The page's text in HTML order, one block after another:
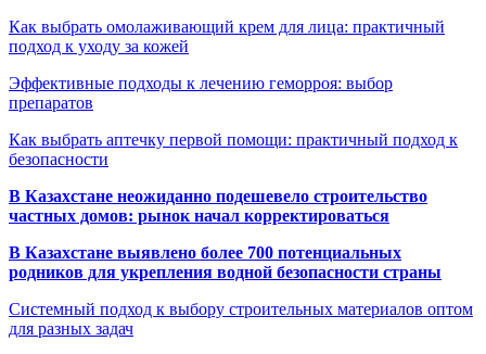
Как выбрать омолаживающий крем для лица: практичный
подход к уходу за кожей
Эффективные подходы к лечению геморроя: выбор
препаратов
Как выбрать аптечку первой помощи: практичный подход к
безопасности
В Казахстане неожиданно подешевело строительство
частных домов: рынок начал корректироваться
В Казахстане выявлено более 700 потенциальных
родников для укрепления водной безопасности страны
Системный подход к выбору строительных материалов оптом
для разных задач